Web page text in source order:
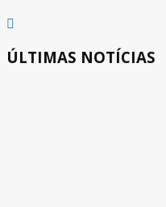
ÚLTIMAS NOTÍCIAS